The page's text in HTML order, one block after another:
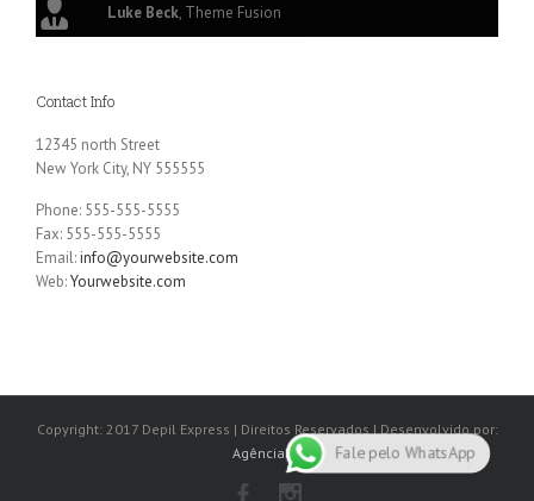
Luke Beck, Theme Fusion
Contact Info
12345 north Street
New York City, NY 555555
Phone: 555-555-5555
Fax: 555-555-5555
Email:info@yourwebsite.com
Web:Yourwebsite.com
Copyright: 2017 Depil Express | Direitos Reservados | Desenvolvido por:
Agênciabh
Fale pelo WhatsApp